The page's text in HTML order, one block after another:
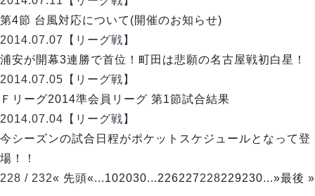
ポルセイド浜田
ミラクルスマイル新居浜
第4節 台風対応について(開催のお知らせ)
2014.07.07
【リーグ戦】
浦安が開幕3連勝で首位！町田は悲願の名古屋戦初白星！
2014.07.05 【リーグ戦】
Ｆリーグ2014準会員リーグ 第1節試合結果
2014.07.04 【リーグ戦】
今シーズンの試合日程がポケットスケジュールとなって登
場！！
228 / 232« 先頭«...102030...226227228229230...»最後 »